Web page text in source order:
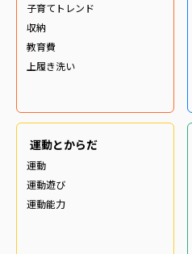
子育てトレンド
収納
教育費
上履き洗い
運動とからだ
運動
運動遊び
運動能力